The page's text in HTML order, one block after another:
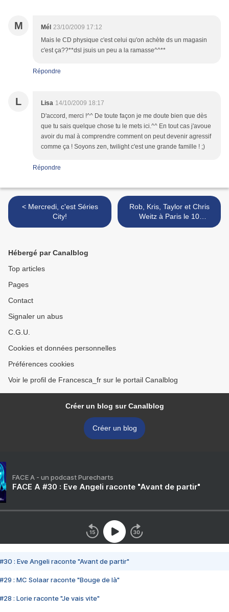
M Mél 23/10/2009 17:12
Mais le CD physique c'est celui qu'on achète ds un magasin
c'est ça??**dsl jsuis un peu a la ramasse^^**
Répondre
L Lisa 14/10/2009 18:17
D'accord, merci !^^ De toute façon je me doute bien que dès
que tu sais quelque chose tu le mets ici.^^ En tout cas j'avoue
avoir du mal à comprendre comment on peut devenir agressif
comme ça ! Soyons zen, twilight c'est une grande famille ! ;)
Répondre
< Mercredi, c'est Séries
City!
Rob, Kris, Taylor et Chris
Weitz à Paris le 10
novembre! >
Hébergé par Canalblog
Top articles
Pages
Contact
Signaler un abus
C.G.U.
Cookies et données personnelles
Préférences cookies
Voir le profil de Francesca_fr sur le portail Canalblog
Créer un blog sur Canalblog
Créer un blog
FACE A - un podcast Purecharts
FACE A #30 : Eve Angeli raconte "Avant de partir"
#30 : Eve Angeli raconte "Avant de partir"
#29 : MC Solaar raconte "Bouge de là"
#28 : Lorie raconte "Je vais vite"